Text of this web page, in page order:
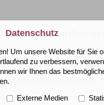
Medizin überwiegend mit
derErhaltung und
Lebensstil,
bestehenden Erkrankungen.
und zertifiziert für
Datenschutz
Um unsere Website für Sie
zu verbessern,
wir Ihnen das
Externe Medien